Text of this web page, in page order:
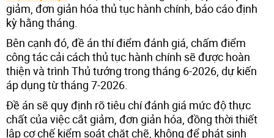
giảm, đơn giản hóa thủ tục hành chính, báo cáo định
kỳ hằng tháng.
Bên cạnh đó, đề án thí điểm đánh giá, chấm điểm
công tác cải cách thủ tục hành chính sẽ được hoàn
thiện và trình Thủ tướng trong tháng 6-2026, dự kiến
áp dụng từ tháng 7-2026.
Đề án sẽ quy định rõ tiêu chí đánh giá mức độ thực
chất của việc cắt giảm, đơn giản hóa, đồng thời thiết
lập cơ chế kiểm soát chặt chẽ, không để phát sinh